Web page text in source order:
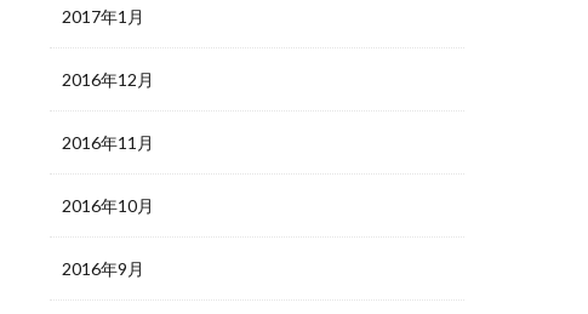
2017年1月
2016年12月
2016年11月
2016年10月
2016年9月